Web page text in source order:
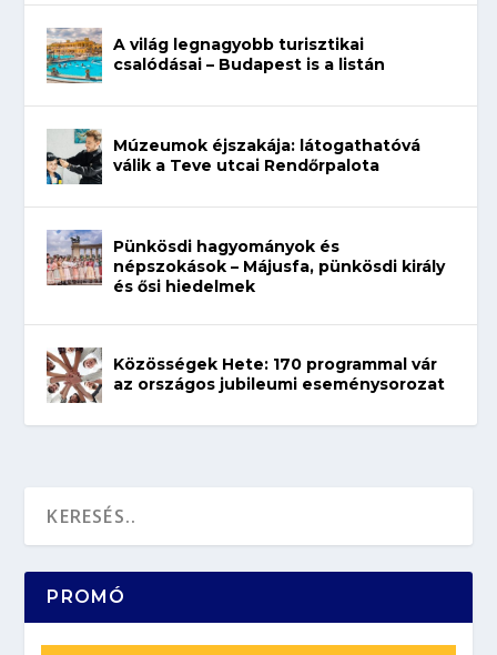
A világ legnagyobb turisztikai
csalódásai – Budapest is a listán
Múzeumok éjszakája: látogathatóvá
válik a Teve utcai Rendőrpalota
Pünkösdi hagyományok és
népszokások – Májusfa, pünkösdi király
és ősi hiedelmek
Közösségek Hete: 170 programmal vár
az országos jubileumi eseménysorozat
PROMÓ